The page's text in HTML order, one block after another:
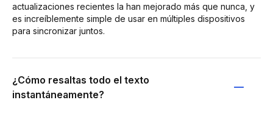
actualizaciones recientes la han mejorado más que nunca, y
es increíblemente simple de usar en múltiples dispositivos
para sincronizar juntos.
¿Cómo resaltas todo el texto
instantáneamente?